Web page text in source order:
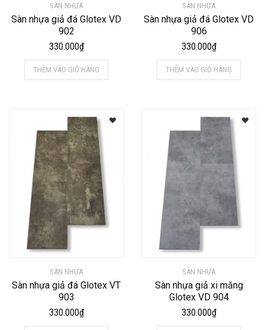
SÀN NHỰA
Sàn nhựa giả đá Glotex VD
902
330.000₫
THÊM VÀO GIỎ HÀNG
SÀN NHỰA
Sàn nhựa giả đá Glotex VD
906
330.000₫
THÊM VÀO GIỎ HÀNG
SÀN NHỰA
Sàn nhựa giả đá Glotex VT
903
330.000₫
SÀN NHỰA
Sàn nhựa giả xi măng
Glotex VD 904
330.000₫